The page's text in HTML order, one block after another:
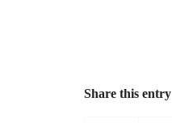
Share this entry